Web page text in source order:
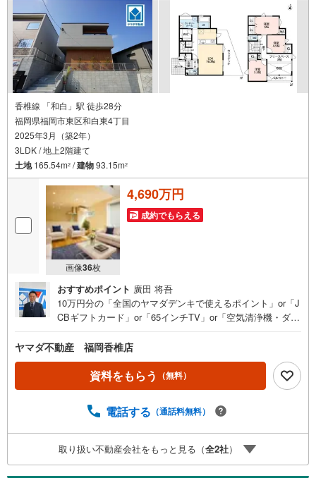
香椎線 「和白」駅 徒歩28分
福岡県福岡市東区和白東4丁目
2025年3月（築2年）
3LDK / 地上2階建て
土地165.54m2 /建物93.15m2
画像36枚
4,690万円
成約でもらえる
おすすめポイント 廣田 将吾
10万円分の「全国のヤマダデンキで使えるポイント」or「J
CBギフトカード」or「65インチTV」or「空気清浄機・ダイ
デンキ特別優待割引券」≪限定1品≫プレゼント※PayPay
ポイントとの併用不可さらに、ご購入相談で来店後、Googl
e口コミ投稿で2000円分のQUOカードプレゼント！※一世帯
2回まで土日祝日もご案内可能です＾＾是非一度「ヤマダ不
お応えします＾＾オール電化吹抜ウッドデッキ有南向き＾
めポイント】■高さのある吹き抜けが、ワンランク上の住ま
いを演出します。■地球に優しいオール電化住宅でエコな暮
ヤマダ不動産 福岡香椎店
資料をもらう （無料）
電話する （通話料無料）
取り扱い不動産会社をもっと見る（全2社）